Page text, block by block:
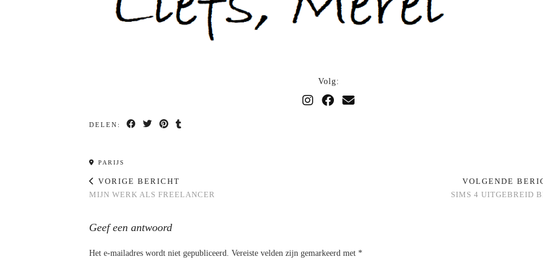
Volg:
DELEN:
PARIJS
VORIGE BERICHT
MIJN WERK ALS FREELANCER
VOLGENDE
SIMS 4 UITGEBREID
Geef een antwoord
Het e-mailadres wordt niet gepubliceerd. Vereiste velden zijn gemarkeerd met *